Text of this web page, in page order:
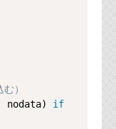
）
nodata) if